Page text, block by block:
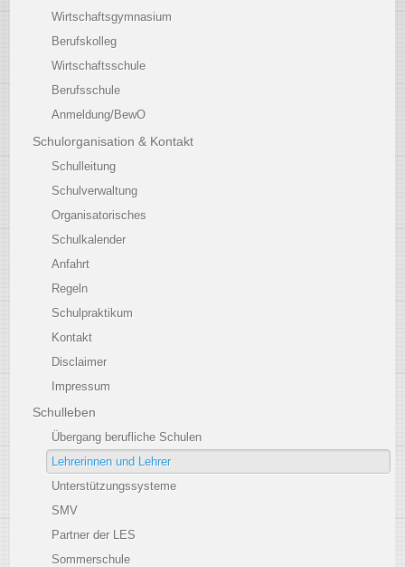
Wirtschaftsgymnasium
Berufskolleg
Wirtschaftsschule
Berufsschule
Anmeldung/BewO
Schulorganisation & Kontakt
Schulleitung
Schulverwaltung
Organisatorisches
Schulkalender
Anfahrt
Regeln
Schulpraktikum
Kontakt
Disclaimer
Impressum
Schulleben
Übergang berufliche Schulen
Lehrerinnen und Lehrer
Unterstützungssysteme
SMV
Partner der LES
Sommerschule